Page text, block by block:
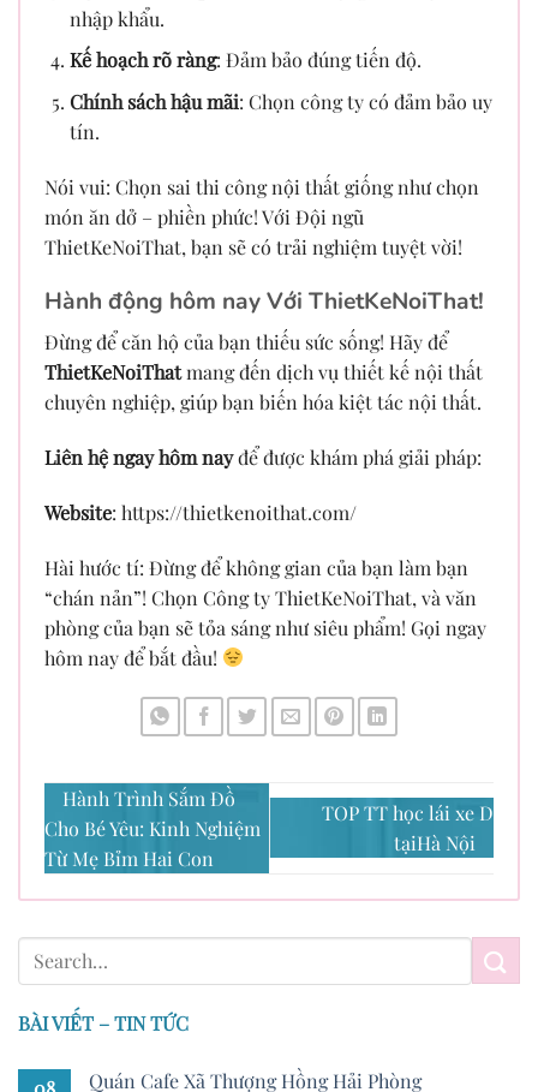
nhập khẩu.
Kế hoạch rõ ràng: Đảm bảo đúng tiến độ.
Chính sách hậu mãi: Chọn công ty có đảm bảo uy
tín.
Nói vui: Chọn sai thi công nội thất giống như chọn
món ăn dở – phiền phức! Với Đội ngũ
ThietKeNoiThat, bạn sẽ có trải nghiệm tuyệt vời!
Hành động hôm nay Với ThietKeNoiThat!
Đừng để căn hộ của bạn thiếu sức sống! Hãy để
ThietKeNoiThatmang đến dịch vụ thiết kế nội thất
chuyên nghiệp, giúp bạn biến hóa kiệt tác nội thất.
Liên hệ ngay hôm nayđể được khám phá giải pháp:
Website: https://thietkenoithat.com/
Hài hước tí: Đừng để không gian của bạn làm bạn
“chán nản”! Chọn Công ty ThietKeNoiThat, và văn
phòng của bạn sẽ tỏa sáng như siêu phẩm! Gọi ngay
hôm nay để bắt đầu!
Hành Trình Sắm Đồ
Cho Bé Yêu: Kinh Nghiệm
Từ Mẹ Bỉm Hai Con
TOP TT học lái xe D
tạiHà Nội
BÀI VIẾT – TIN TỨC
Quán Cafe Xã Thượng Hồng Hải Phòng